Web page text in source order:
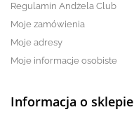
Regulamin Andżela Club
Moje zamówienia
Moje adresy
Moje informacje osobiste
Informacja o sklepie